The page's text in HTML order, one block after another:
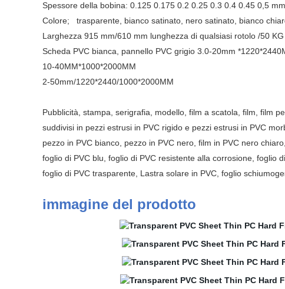
Spessore della bobina: 0.125 0.175 0.2 0.25 0.3 0.4 0.45 0,5 mm
Colore;
trasparente, bianco satinato, nero satinato, bianco
Larghezza 915 mm/610 mm lunghezza di qualsiasi rotolo /50 KG
Scheda PVC bianca, pannello PVC grigio 3.0-20mm
10-40MM*1000*2000MM
2-50mm/1220*2440/1000*2000MM
Pubblicità, stampa, serigrafia, modello, film a scatola, film, film
suddivisi in pezzi estrusi in PVC rigido e pezzi estrusi in PVC
pezzo in PVC bianco, pezzo in PVC nero, film in PVC nero
foglio di PVC blu, foglio di PVC resistente alla corrosione, foglio
foglio di PVC trasparente, Lastra solare in PVC, foglio
immagine del prodotto